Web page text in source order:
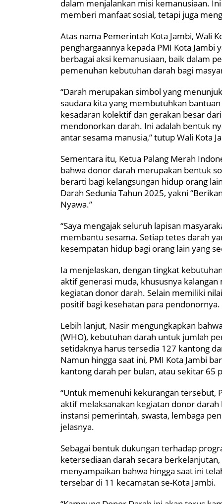
dalam menjalankan misi kemanusiaan.
memberi manfaat sosial, tetapi juga
Atas nama Pemerintah Kota Jambi, Wali
penghargaannya kepada PMI Kota
berbagai aksi kemanusiaan, baik dalam
pemenuhan kebutuhan darah bagi
“Darah merupakan simbol yang
saudara kita yang membutuhkan
kesadaran kolektif dan gerakan besar
mendonorkan darah. Ini adalah bentuk
antar sesama manusia,” tutup Wali Kota
Sementara itu, Ketua Palang Merah
bahwa donor darah merupakan bentuk
berarti bagi kelangsungan hidup orang
Darah Sedunia Tahun 2025, yakni
Nyawa.”
“Saya mengajak seluruh lapisan
membantu sesama. Setiap tetes darah
kesempatan hidup bagi orang lain yang
Ia menjelaskan, dengan tingkat
aktif generasi muda, khususnya
kegiatan donor darah. Selain memiliki
positif bagi kesehatan para pendonornya.
Lebih lanjut, Nasir mengungkapkan
(WHO), kebutuhan darah untuk jumlah
setidaknya harus tersedia 127 kantong
Namun hingga saat ini, PMI Kota Jambi
kantong darah per bulan, atau sekitar
“Untuk memenuhi kekurangan tersebut,
aktif melaksanakan kegiatan donor
instansi pemerintah, swasta, lembaga
jelasnya.
Sebagai bentuk dukungan terhadap
ketersediaan darah secara
menyampaikan bahwa hingga saat ini
tersebar di 11 kecamatan se-Kota Jambi.